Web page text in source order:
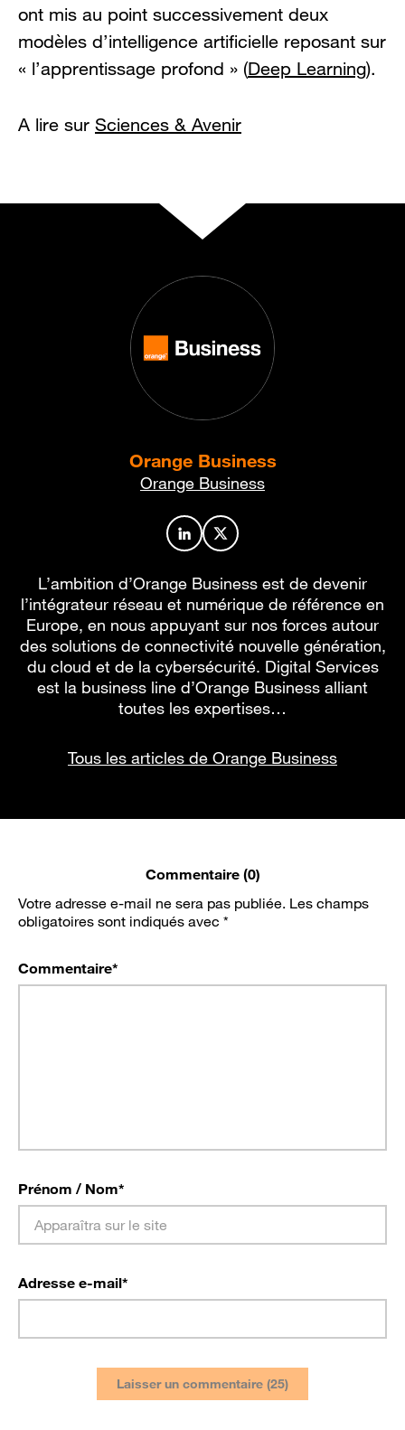
ont mis au point successivement deux
modèles d’intelligence artificielle reposant sur
« l’apprentissage profond » (Deep Learning).
A lire sur Sciences & Avenir
Orange Business
Orange Business
Profil de l’auteur sur LinkedIn
Profil de l’auteur sur X
L’ambition d’Orange Business est de devenir
l’intégrateur réseau et numérique de référence en
Europe, en nous appuyant sur nos forces autour
des solutions de connectivité nouvelle génération,
du cloud et de la cybersécurité. Digital Services
est la business line d’Orange Business alliant
toutes les expertises…
Tous les articles de Orange Business
Commentaire (0)
Votre adresse e-mail ne sera pas publiée. Les champs
obligatoires sont indiqués avec *
Commentaire*
Prénom / Nom*
Adresse e-mail*